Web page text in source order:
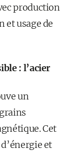
production
et usage de
: l’acier
un
Cet
et